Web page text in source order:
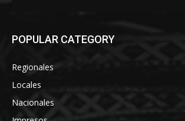
POPULAR CATEGORY
Regionales
Locales
Nacionales